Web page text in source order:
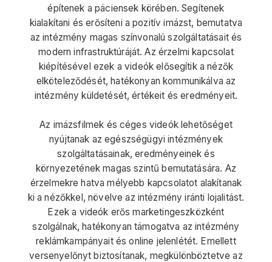
építenek a páciensek körében. Segítenek
kialakítani és erősíteni a pozitív imázst, bemutatva
az intézmény magas színvonalú szolgáltatásait és
modern infrastruktúráját. Az érzelmi kapcsolat
kiépítésével ezek a videók elősegítik a nézők
elköteleződését, hatékonyan kommunikálva az
intézmény küldetését, értékeit és eredményeit.
Az imázsfilmek és céges videók lehetőséget
nyújtanak az egészségügyi intézmények
szolgáltatásainak, eredményeinek és
környezetének magas szintű bemutatására. Az
érzelmekre hatva mélyebb kapcsolatot alakítanak
ki a nézőkkel, növelve az intézmény iránti lojalitást.
Ezek a videók erős marketingeszközként
szolgálnak, hatékonyan támogatva az intézmény
reklámkampányait és online jelenlétét. Emellett
versenyelőnyt biztosítanak, megkülönböztetve az